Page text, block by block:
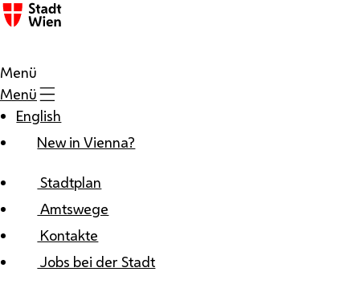
Zum Inhalt
Menü
Menü
English
New in Vienna?
Stadtplan
Amtswege
Kontakte
Jobs bei der Stadt